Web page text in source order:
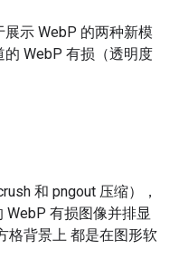
示 WebP 的两种新模
的 WebP 有损（透明度
和 pngout 压缩），
WebP 有损图像并排显
格背景上 都是在图形软